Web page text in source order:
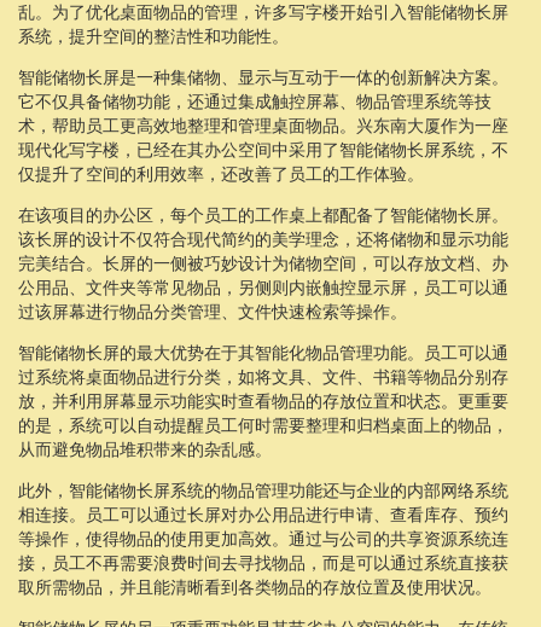
乱。为了优化桌面物品的管理，许多写字楼开始引入智能储物长屏
系统，提升空间的整洁性和功能性。
智能储物长屏是一种集储物、显示与互动于一体的创新解决方案。
它不仅具备储物功能，还通过集成触控屏幕、物品管理系统等技
术，帮助员工更高效地整理和管理桌面物品。兴东南大厦作为一座
现代化写字楼，已经在其办公空间中采用了智能储物长屏系统，不
仅提升了空间的利用效率，还改善了员工的工作体验。
在该项目的办公区，每个员工的工作桌上都配备了智能储物长屏。
该长屏的设计不仅符合现代简约的美学理念，还将储物和显示功能
完美结合。长屏的一侧被巧妙设计为储物空间，可以存放文档、办
公用品、文件夹等常见物品，另侧则内嵌触控显示屏，员工可以通
过该屏幕进行物品分类管理、文件快速检索等操作。
智能储物长屏的最大优势在于其智能化物品管理功能。员工可以通
过系统将桌面物品进行分类，如将文具、文件、书籍等物品分别存
放，并利用屏幕显示功能实时查看物品的存放位置和状态。更重要
的是，系统可以自动提醒员工何时需要整理和归档桌面上的物品，
从而避免物品堆积带来的杂乱感。
此外，智能储物长屏系统的物品管理功能还与企业的内部网络系统
相连接。员工可以通过长屏对办公用品进行申请、查看库存、预约
等操作，使得物品的使用更加高效。通过与公司的共享资源系统连
接，员工不再需要浪费时间去寻找物品，而是可以通过系统直接获
取所需物品，并且能清晰看到各类物品的存放位置及使用状况。